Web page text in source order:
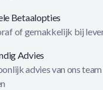
Betaalopties
of gemakkelijk bij
Advies
advies van ons team